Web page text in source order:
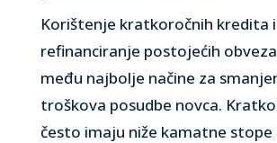
Korištenje kratkoročnih kredita i
refinanciranje postojećih
među najbolje načine za
troškova posudbe novca.
često imaju niže kamatne stope